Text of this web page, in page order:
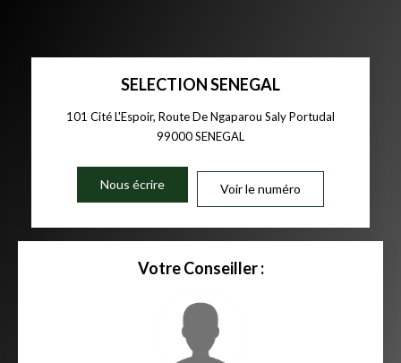
SELECTION SENEGAL
101 Cité L'Espoir, Route De Ngaparou Saly Portudal
99000SENEGAL
Nous écrire Voir le numéro
Votre Conseiller :